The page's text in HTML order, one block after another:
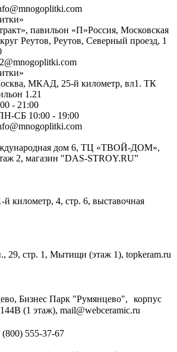
павильон «П»Россия, Московская
Реутов, Реутов, Северный проезд, 1
МКАД, 25-й километр, вл1. ТК
1.21
- 21:00
СБ 10:00 - 19:00
дом 6, ТЦ «ТВОЙ-ДОМ»,
2, магазин "DAS-STROY.RU”
километр, 4, стр. 6, выставочная
29, стр. 1, Мытищи (этаж 1), topkeram.ru
Бизнес Парк "Румянцево", корпус
(1 этаж), mail@webceramic.ru
555-37-67